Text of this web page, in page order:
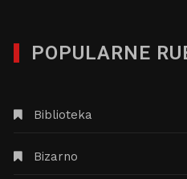
POPULARNE
Biblioteka
Bizarno